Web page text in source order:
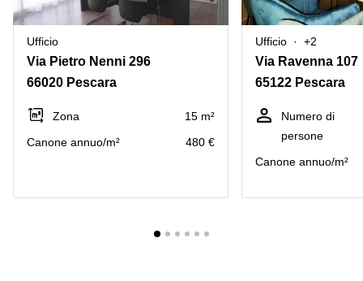
Ufficio
Via Pietro Nenni 296
66020 Pescara
Zona
15 m²
Canone annuo/m²
480 €
Ufficio +2
Via Ravenna 107
65122 Pescara
Numero di
persone
Canone annuo/m²